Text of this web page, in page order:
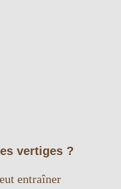
vertiges ?
entraîner